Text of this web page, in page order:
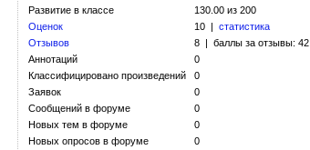
Развитие в классе
130.00 из 200
Оценок
10 | статистика
Отзывов
8 | баллы за отзывы: 42
Аннотаций
0
Классифицировано произведений
0
Заявок
0
Сообщений в форуме
0
Новых тем в форуме
0
Новых опросов в форуме
0